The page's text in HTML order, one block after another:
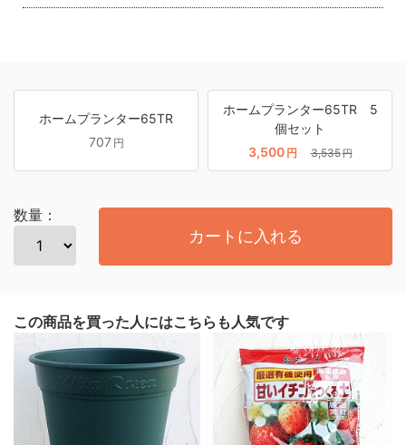
ホームプランター65TR
707 円
ホームプランター65TR 5
個セット
3,500 円 3,535円
数量：
カートに入れる
この商品を買った人にはこちらも人気です